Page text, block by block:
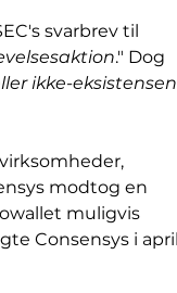
svarbrev til
." Dog
ikke-eksistensen
modtog en
muligvis
Consensys i april